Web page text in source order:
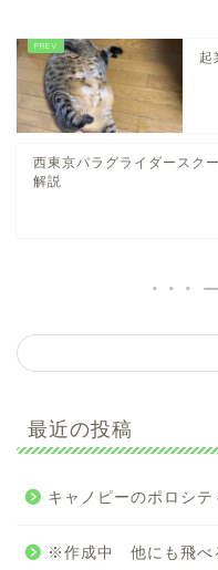
起
西東京パラグライダースク
解説
最近の投稿
キャノピーのポロシテ
※作成中 他にも飛べ